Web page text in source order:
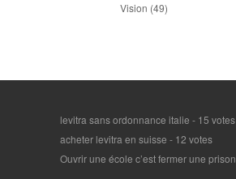
Vision (49)
levitra sans ordonnance italie - 15 votes
acheter levitra en suisse - 12 votes
Ouvrir une école c’est fermer une prison